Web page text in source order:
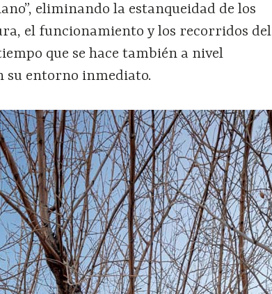
eliminando la estanqueidad de los
el funcionamiento y los recorridos del
que se hace también a nivel
su entorno inmediato.